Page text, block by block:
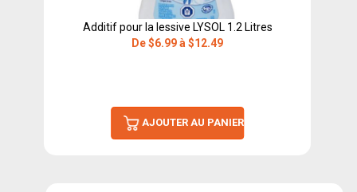
Additif pour la lessive LYSOL 1.2 Litres
De $6.99 à $12.49
AJOUTER AU PANIER